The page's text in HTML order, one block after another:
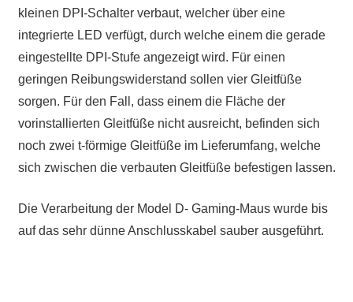
kleinen DPI-Schalter verbaut, welcher über eine
integrierte LED verfügt, durch welche einem die gerade
eingestellte DPI-Stufe angezeigt wird. Für einen
geringen Reibungswiderstand sollen vier Gleitfüße
sorgen. Für den Fall, dass einem die Fläche der
vorinstallierten Gleitfüße nicht ausreicht, befinden sich
noch zwei t-förmige Gleitfüße im Lieferumfang, welche
sich zwischen die verbauten Gleitfüße befestigen lassen.
Die Verarbeitung der Model D- Gaming-Maus wurde bis
auf das sehr dünne Anschlusskabel sauber ausgeführt.